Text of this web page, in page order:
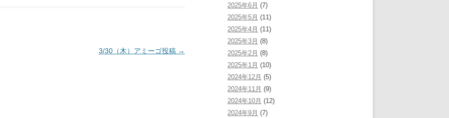
3/30（木）アミーゴ投稿 →
2025年6月 (7)
2025年5月 (11)
2025年4月 (11)
2025年3月 (8)
2025年2月 (8)
2025年1月 (10)
2024年12月 (5)
2024年11月 (9)
2024年10月 (12)
2024年9月 (7)